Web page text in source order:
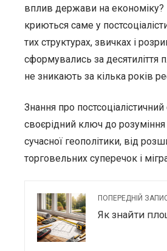
вплив держави на економіку?
криються саме у
тих структурах, звичках і
сформувались за десятиліття
не зникають за кілька років
Знання про
своєрідний ключ до розуміння
сучасної геополітики, від
торговельних суперечок і
ПОПЕРЕДНІЙ
Як знайти